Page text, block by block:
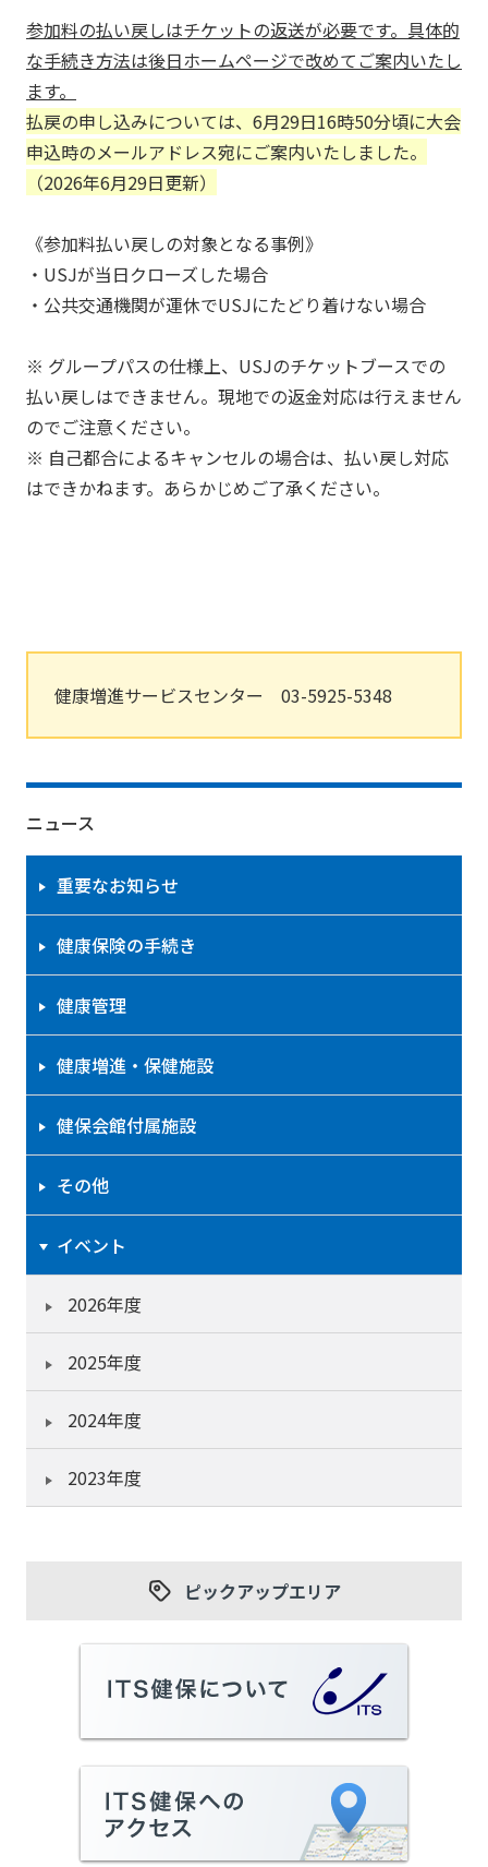
参加料の払い戻しはチケットの返送が必要です。具体的
な手続き方法は後日ホームページで改めてご案内いたし
ます。
払戻の申し込みについては、6月29日16時50分頃に大会
申込時のメールアドレス宛にご案内いたしました。
（2026年6月29日更新）
《参加料払い戻しの対象となる事例》
・USJが当日クローズした場合
・公共交通機関が運休でUSJにたどり着けない場合
※ グループパスの仕様上、USJのチケットブースでの
払い戻しはできません。現地での返金対応は行えません
のでご注意ください。
※ 自己都合によるキャンセルの場合は、払い戻し対応
はできかねます。あらかじめご了承ください。
健康増進サービスセンター 03-5925-5348
ニュース
重要なお知らせ
健康保険の手続き
健康管理
健康増進・保健施設
健保会館付属施設
その他
イベント
2026年度
2025年度
2024年度
2023年度
ピックアップエリア